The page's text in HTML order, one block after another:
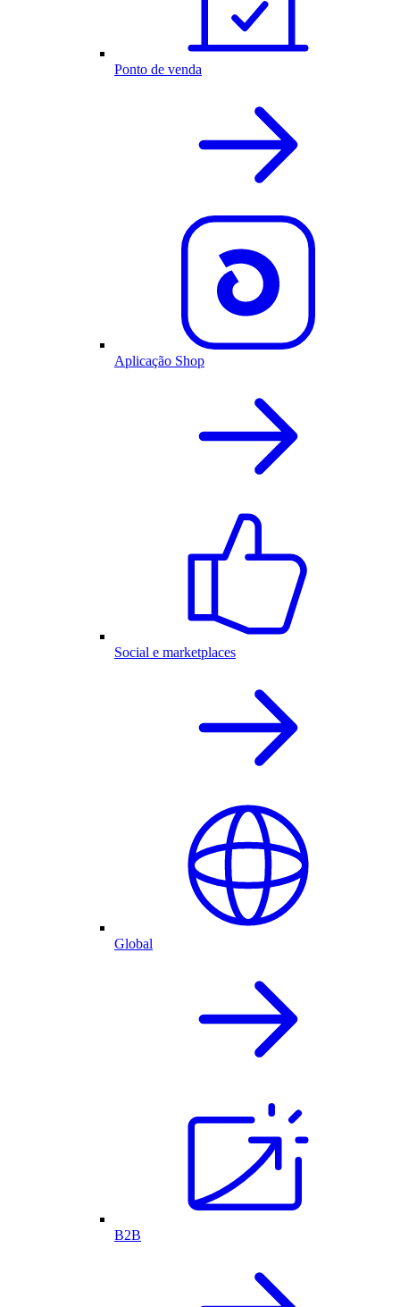
Ponto de venda
Aplicação Shop
Social e marketplaces
Global
B2B